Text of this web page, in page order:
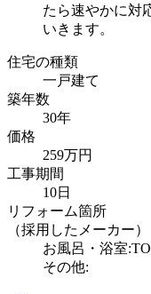
たら速やかに対
いきます。
住宅の種類
一戸建て
築年数
30年
価格
259万円
工事期間
10日
リフォーム箇所
（採用したメーカー）
お風呂・浴室
その他: